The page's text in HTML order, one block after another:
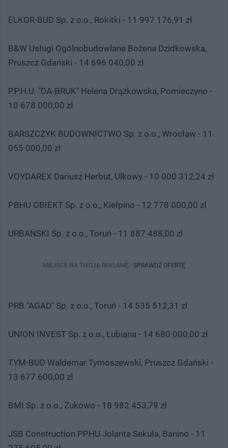
ELKOR-BUD Sp. z o.o., Rokitki - 11 997 176,91 zł
B&W Usługi Ogólnobudowlane Bożena Dzidkowska,
Pruszcz Gdański - 14 696 040,00 zł
P.P.H.U. "DA-BRUK" Helena Drążkowska, Pomieczyno -
10 678 000,00 zł
BARSZCZYK BUDOWNICTWO Sp. z o.o., Wrocław - 11
055 000,00 zł
VOYDAREX Dariusz Herbut, Ulkowy - 10 000 312,24 zł
PBHU OBIEKT Sp. z o.o., Kiełpino - 12 778 000,00 zł
URBAŃSKI Sp. z o.o., Toruń - 11 887 488,00 zł
MIEJSCE NA TWOJĄ REKLAMĘ - SPRAWDŹ OFERTĘ
PRB "AGAD" Sp. z o.o., Toruń - 14 535 512,31 zł
UNION INVEST Sp. z o.o., Łubiana - 14 680 000,00 zł
TYM-BUD Waldemar Tymoszewski, Pruszcz Gdański -
13 677 600,00 zł
BMI Sp. z o.o., Żukowo - 18 982 453,79 zł
JSB Construction PPHU Jolanta Sekuła, Banino - 11